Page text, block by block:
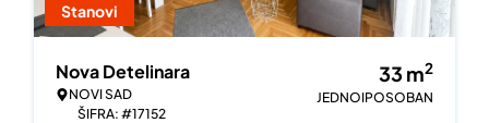
Stanovi
Nova Detelinara
NOVI SAD
ŠIFRA: #17152
33 m2
JEDNOIPOSOBAN